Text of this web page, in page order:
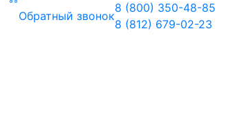
Обратный звонок
8 (800) 350-48-85
8 (812) 679-02-23